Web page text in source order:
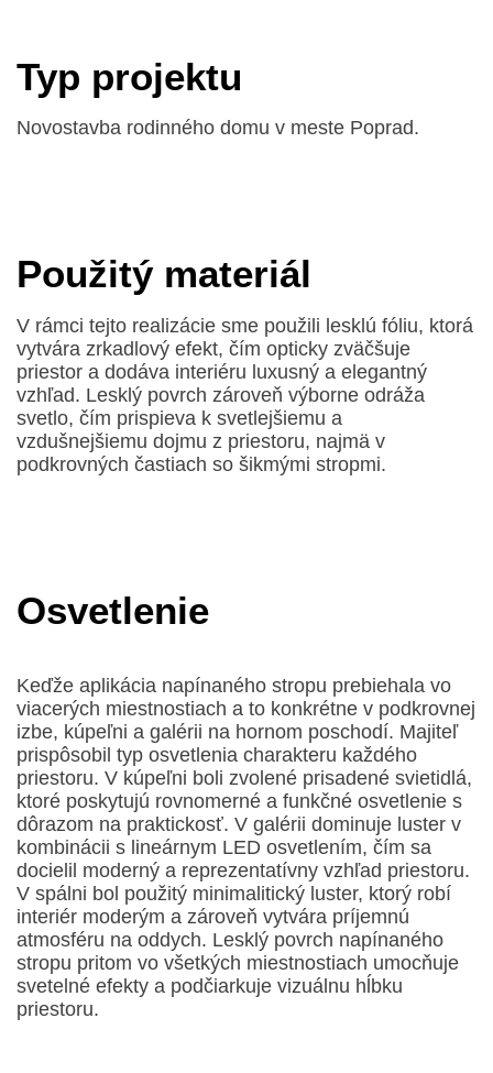
Typ projektu
Novostavba rodinného domu v meste Poprad.
Použitý materiál
V rámci tejto realizácie sme použili lesklú fóliu, ktorá
vytvára zrkadlový efekt, čím opticky zväčšuje
priestor a dodáva interiéru luxusný a elegantný
vzhľad. Lesklý povrch zároveň výborne odráža
svetlo, čím prispieva k svetlejšiemu a
vzdušnejšiemu dojmu z priestoru, najmä v
podkrovných častiach so šikmými stropmi.
Osvetlenie
Keďže aplikácia napínaného stropu prebiehala vo
viacerých miestnostiach a to konkrétne v podkrovnej
izbe, kúpeľni a galérii na hornom poschodí. Majiteľ
prispôsobil typ osvetlenia charakteru každého
priestoru. V kúpeľni boli zvolené prisadené svietidlá,
ktoré poskytujú rovnomerné a funkčné osvetlenie s
dôrazom na praktickosť. V galérii dominuje luster v
kombinácii s lineárnym LED osvetlením, čím sa
docielil moderný a reprezentatívny vzhľad priestoru.
V spálni bol použitý minimalitický luster, ktorý robí
interiér moderým a zároveň vytvára príjemnú
atmosféru na oddych. Lesklý povrch napínaného
stropu pritom vo všetkých miestnostiach umocňuje
svetelné efekty a podčiarkuje vizuálnu hĺbku
priestoru.